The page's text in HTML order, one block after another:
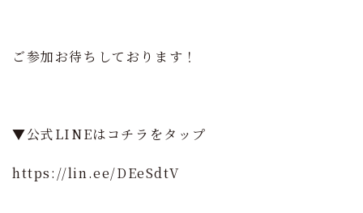
ご参加お待ちしております！
▼公式LINEはコチラをタップ
https://lin.ee/DEeSdtV